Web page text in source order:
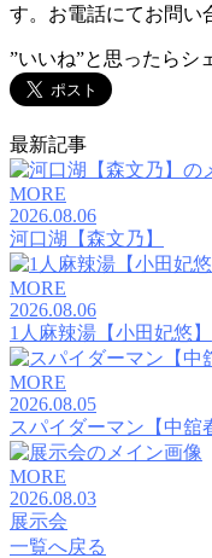
す。お電話にてお問い
”いいね”と思ったらシ
最新記事
MORE
2026.08.06
河口湖【森文乃】
MORE
2026.08.06
1人麻辣湯【小田妃悠】
MORE
2026.08.05
スパイダーマン【中舘
MORE
2026.08.03
展示会
一覧へ戻る